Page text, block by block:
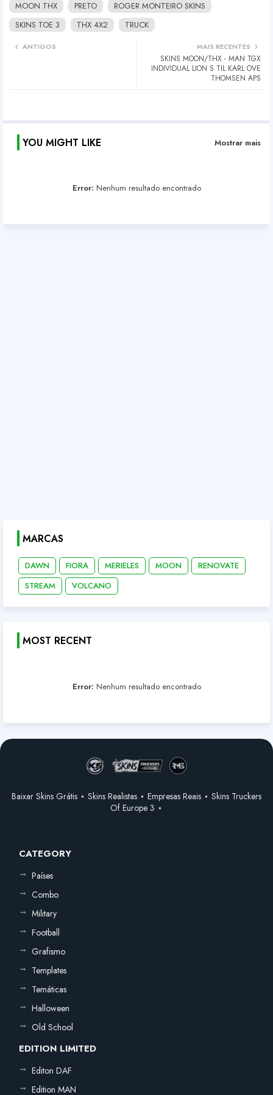
MOON THX
PRETO
ROGER MONTEIRO SKINS
SKINS TOE 3
THX 4X2 TRUCK
MAIS RECENTES
SKINS MOON/THX - MAN TGX
INDIVIDUAL LION S TIL KARL OVE
THOMSEN APS
ANTIGOS
YOU MIGHT LIKE Mostrar mais
Error: Nenhum resultado encontrado
MARCAS
DAWN FIORA MERIELES MOON
RENOVATE
STREAM
VOLCANO
MOST RECENT
Error: Nenhum resultado encontrado
Baixar Skins Grátis ⋆ Skins Realistas ⋆ Empresas Reais ⋆ Skins Truckers
Of Europe 3 ⋆
CATEGORY
Países
Combo
Military
Football
Grafismo
Templates
Temáticas
Halloween
Old School
EDITION LIMITED
Editon DAF
Edition MAN